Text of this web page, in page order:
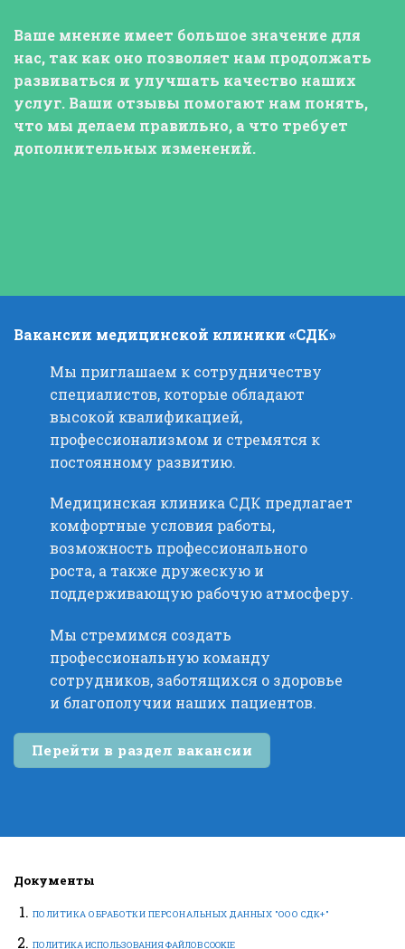
Ваше мнение имеет большое значение для
нас, так как оно позволяет нам продолжать
развиваться и улучшать качество наших
услуг. Ваши отзывы помогают нам понять,
что мы делаем правильно, а что требует
дополнительных изменений.
Вакансии медицинской клиники «СДК»
Мы приглашаем к сотрудничеству
специалистов, которые обладают
высокой квалификацией,
профессионализмом и стремятся к
постоянному развитию.
Медицинская клиника СДК предлагает
комфортные условия работы,
возможность профессионального
роста, а также дружескую и
поддерживающую рабочую атмосферу.
Мы стремимся создать
профессиональную команду
сотрудников, заботящихся о здоровье
и благополучии наших пациентов.
Перейти в раздел вакансии
Документы
ПОЛИТИКА ОБРАБОТКИ ПЕРСОНАЛЬНЫХ ДАННЫХ "ООО СДК+"
ПОЛИТИКА ИСПОЛЬЗОВАНИЯ ФАЙЛОВ COOKIE